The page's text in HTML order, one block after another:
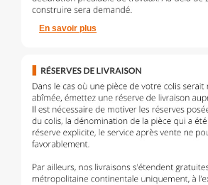
En savoir plus